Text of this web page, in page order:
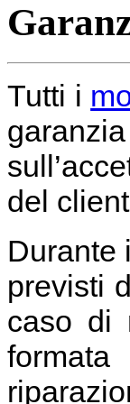
Tutti i
del
Durante
previsti
caso di